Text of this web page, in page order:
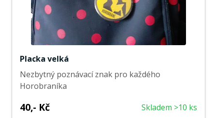
Placka velká
Nezbytný poznávací znak pro každého
Horobraníka
40,- Kč Skladem >10 ks